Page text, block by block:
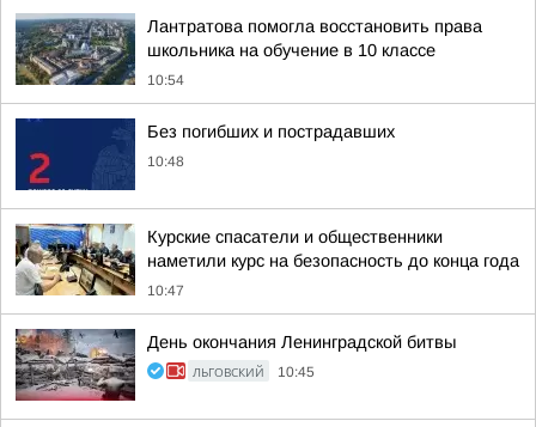
Лантратова помогла восстановить права
школьника на обучение в 10 классе
10:54
Без погибших и пострадавших
10:48
Курские спасатели и общественники
наметили курс на безопасность до конца года
10:47
День окончания Ленинградской битвы
ЛЬГОВСКИЙ 10:45